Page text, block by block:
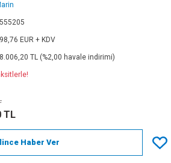
EUR + KDV
TL (%2,00 havale indirimi)
TL
Haber Ver